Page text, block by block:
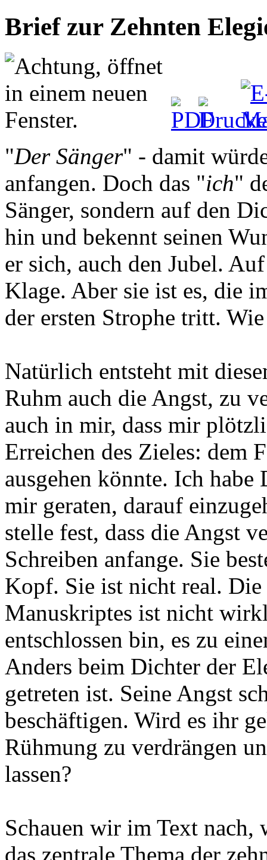
Brief zur Zehnten
"Der Sänger" - damit
anfangen. Doch das "ich"
Sänger, sondern auf den
hin und bekennt seinen
er sich, auch den Jubel.
Klage. Aber sie ist es, die
der ersten Strophe tritt.
Natürlich entsteht mit
Ruhm auch die Angst, zu
auch in mir, dass mir
Erreichen des Zieles: dem
ausgehen könnte. Ich
mir geraten, darauf
stelle fest, dass die Angst
Schreiben anfange. Sie
Kopf. Sie ist nicht real.
Manuskriptes ist nicht
entschlossen bin, es zu
Anders beim Dichter der
getreten ist. Seine Angst
beschäftigen. Wird es ihr
Rühmung zu verdrängen
lassen?
Schauen wir im Text
das zentrale Thema der